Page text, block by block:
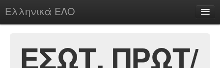
Ελληνικά ΕΛΟ
ΕΣΩΤ. ΠΡΩΤ/